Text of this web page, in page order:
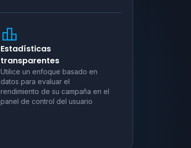
Estadísticas
transparentes
Utilice un enfoque basado en
datos para evaluar el
rendimiento de su campaña en el
panel de control del usuario